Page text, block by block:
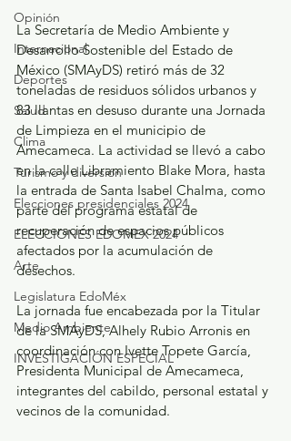
Opinión
Internacional
Deportes
Salud
Clima
Turismo y diversión
Elecciones presidenciales 2024
ELECCIONES EDOMEX 2024
Arte
Legislatura EdoMéx
Medio Ambiente
INVESTIGACIÓN ESPECIAL
La Secretaría de Medio Ambiente y
Desarrollo Sostenible del Estado de
México (SMAyDS) retiró más de 32
toneladas de residuos sólidos urbanos y
83 llantas en desuso durante una Jornada
de Limpieza en el municipio de
Amecameca. La actividad se llevó a cabo
en la calle Libramiento Blake Mora, hasta
la entrada de Santa Isabel Chalma, como
parte del programa estatal de
recuperación de espacios públicos
afectados por la acumulación de
desechos.
La jornada fue encabezada por la Titular
de la SMAyDS, Alhely Rubio Arronis en
coordinación con Ivette Topete García,
Presidenta Municipal de Amecameca,
integrantes del cabildo, personal estatal y
vecinos de la comunidad.